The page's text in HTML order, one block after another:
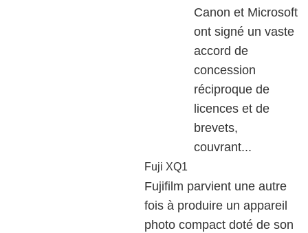
Canon et Microsoft
ont signé un vaste
accord de
concession
réciproque de
licences et de
brevets,
couvrant...
Fuji XQ1
Fujifilm parvient une autre
fois à produire un appareil
photo compact doté de son